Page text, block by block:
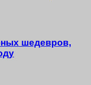
шедевров,